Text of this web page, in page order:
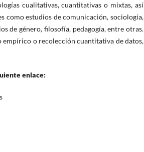
cualitativas, cuantitativas o mixtas, así
como estudios de comunicación, sociología,
de género, filosofía, pedagogía, entre otras.
o recolección cuantitativa de datos,
enlace: